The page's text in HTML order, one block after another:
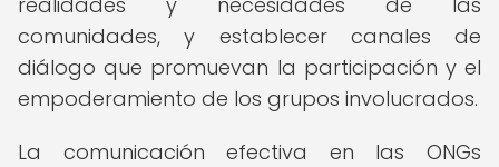
comunidades, y establecer canales de
diálogo que promuevan la participación y el
empoderamiento de los grupos involucrados.
La comunicación efectiva en las ONGs